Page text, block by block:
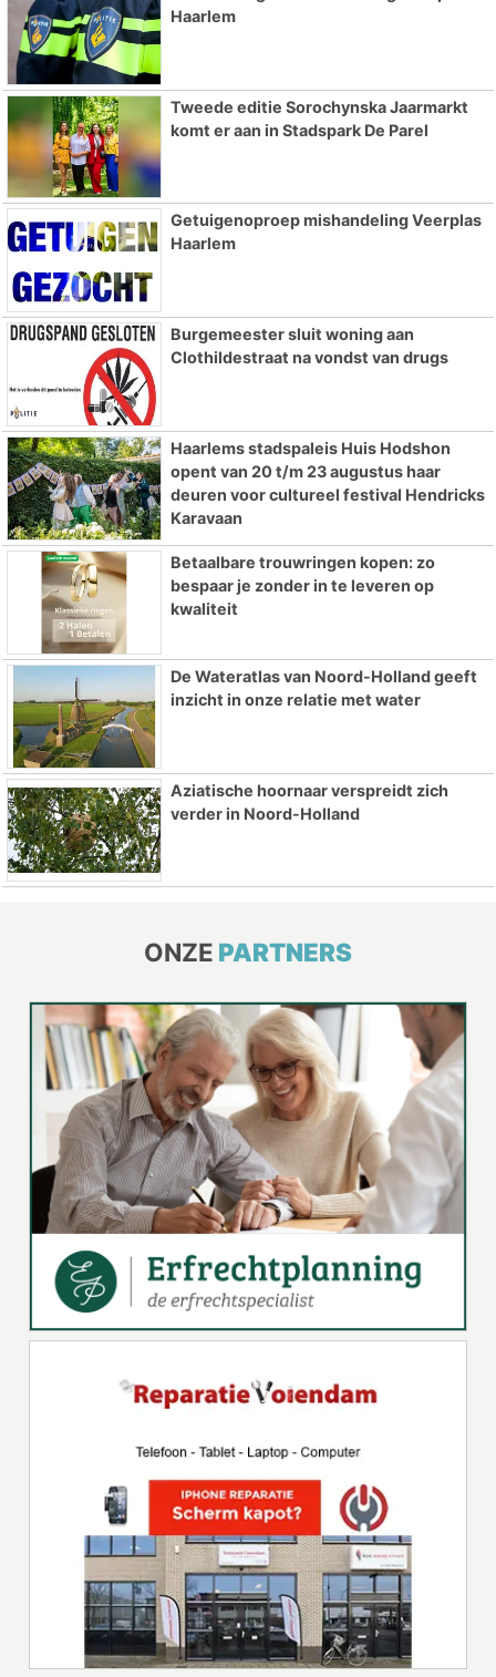
Haarlem
Tweede editie Sorochynska Jaarmarkt
komt er aan in Stadspark De Parel
Getuigenoproep mishandeling Veerplas
Haarlem
Burgemeester sluit woning aan
Clothildestraat na vondst van drugs
Haarlems stadspaleis Huis Hodshon
opent van 20 t/m 23 augustus haar
deuren voor cultureel festival Hendricks
Karavaan
Betaalbare trouwringen kopen: zo
bespaar je zonder in te leveren op
kwaliteit
De Wateratlas van Noord-Holland geeft
inzicht in onze relatie met water
Aziatische hoornaar verspreidt zich
verder in Noord-Holland
ONZE PARTNERS